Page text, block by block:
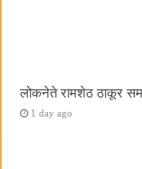
लोकनेते रामशेठ ठाकूर
1 day ago